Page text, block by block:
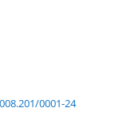
0001-24